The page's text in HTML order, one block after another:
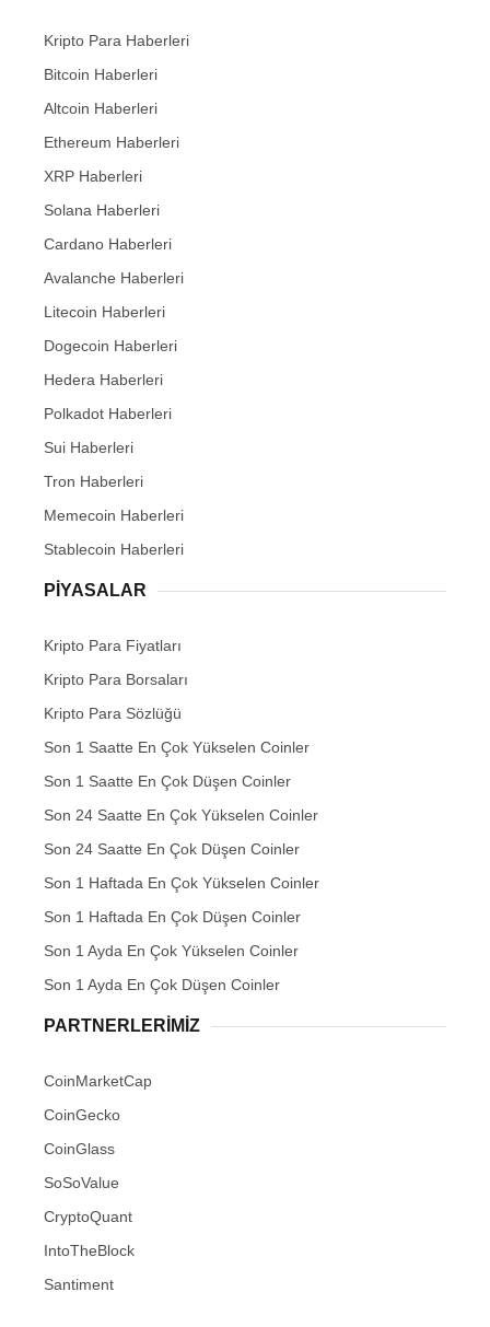
Kripto Para Haberleri
Bitcoin Haberleri
Altcoin Haberleri
Ethereum Haberleri
XRP Haberleri
Solana Haberleri
Cardano Haberleri
Avalanche Haberleri
Litecoin Haberleri
Dogecoin Haberleri
Hedera Haberleri
Polkadot Haberleri
Sui Haberleri
Tron Haberleri
Memecoin Haberleri
Stablecoin Haberleri
PIYASALAR
Kripto Para Fiyatları
Kripto Para Borsaları
Kripto Para Sözlüğü
Son 1 Saatte En Çok Yükselen Coinler
Son 1 Saatte En Çok Düşen Coinler
Son 24 Saatte En Çok Yükselen Coinler
Son 24 Saatte En Çok Düşen Coinler
Son 1 Haftada En Çok Yükselen Coinler
Son 1 Haftada En Çok Düşen Coinler
Son 1 Ayda En Çok Yükselen Coinler
Son 1 Ayda En Çok Düşen Coinler
PARTNERLERIMIZ
CoinMarketCap
CoinGecko
CoinGlass
SoSoValue
CryptoQuant
IntoTheBlock
Santiment